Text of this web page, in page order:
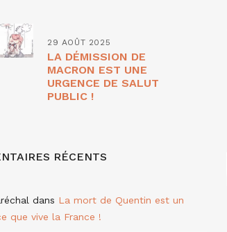
29 AOÛT 2025
LA DÉMISSION DE
MACRON EST UNE
URGENCE DE SALUT
PUBLIC !
RÉCENTS
dans La mort de Quentin est un
que vive la France !